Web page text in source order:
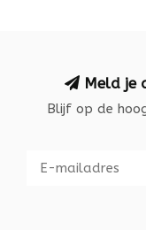
Meld je
Blijf op de